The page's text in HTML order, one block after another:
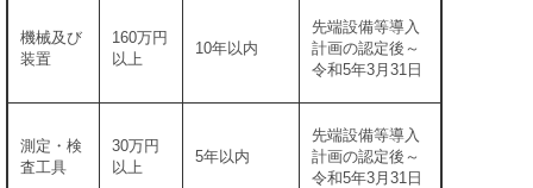
機械及び
装置
160万円
以上
10年以内
先端設備等導入
計画の認定後～
令和5年3月31日
測定・検
査工具
30万円
以上
5年以内
先端設備等導入
計画の認定後～
令和5年3月31日